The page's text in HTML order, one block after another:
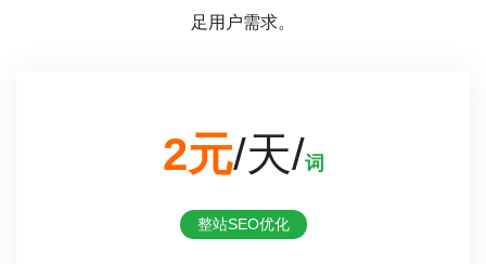
足用户需求。
2元/天/词
整站SEO优化